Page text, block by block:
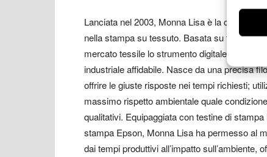
Lanciata nel 2003, Monna Lisa è la
nella stampa su tessuto. Basata su
mercato tessile lo strumento digitale per
industriale affidabile. Nasce da una precisa
offrire le giuste risposte nei tempi richiesti;
massimo rispetto ambientale quale
qualitativi. Equipaggiata con testine di
stampa Epson, Monna Lisa ha permesso al
dai tempi produttivi all’impatto